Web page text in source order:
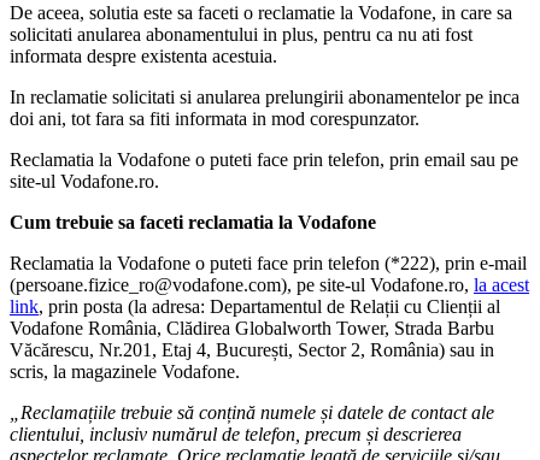
De aceea, solutia este sa faceti o reclamatie la Vodafone, in care sa
solicitati anularea abonamentului in plus, pentru ca nu ati fost
informata despre existenta acestuia.
In reclamatie solicitati si anularea prelungirii abonamentelor pe inca
doi ani, tot fara sa fiti informata in mod corespunzator.
Reclamatia la Vodafone o puteti face prin telefon, prin email sau pe
site-ul Vodafone.ro.
Cum trebuie sa faceti reclamatia la Vodafone
Reclamatia la Vodafone o puteti face prin telefon (*222), prin e-mail
(persoane.fizice_ro@vodafone.com), pe site-ul Vodafone.ro, la acest
link, prin posta (la adresa: Departamentul de Relații cu Clienții al
Vodafone România, Clădirea Globalworth Tower, Strada Barbu
Văcărescu, Nr.201, Etaj 4, București, Sector 2, România) sau in
scris, la magazinele Vodafone.
„Reclamațiile trebuie să conțină numele și datele de contact ale
clientului, inclusiv numărul de telefon, precum și descrierea
aspectelor reclamate. Orice reclamație legată de serviciile și/sau